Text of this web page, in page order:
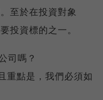
至於在投資對象
投資標的之一。
司嗎？
重點是，我們必須如